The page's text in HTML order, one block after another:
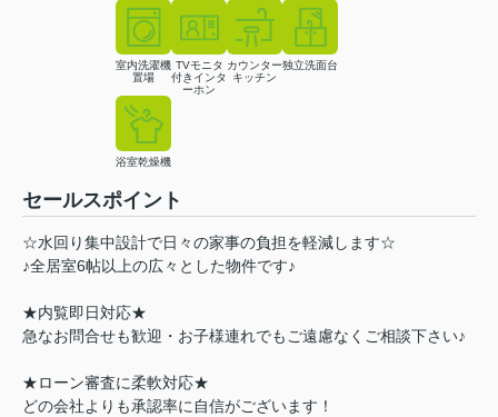
室内洗濯機
置場
TVモニタ
付きインタ
ーホン
カウンター
キッチン
独立洗面台
浴室乾燥機
セールスポイント
☆水回り集中設計で日々の家事の負担を軽減します☆
♪全居室6帖以上の広々とした物件です♪
★内覧即日対応★
急なお問合せも歓迎・お子様連れでもご遠慮なくご相談下さい♪
★ローン審査に柔軟対応★
どの会社よりも承認率に自信がございます！